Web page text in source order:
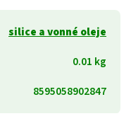
silice a vonné oleje
0.01 kg
8595058902847